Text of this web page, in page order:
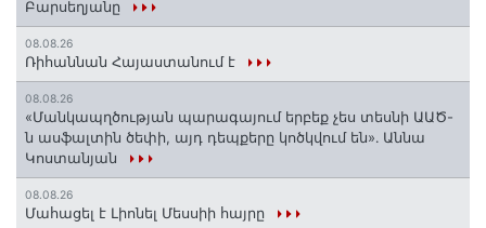
Բարսեղյանը
08.08.26
Ռիհաննան Հայաստանում է
08.08.26
«Մանկապղծության պարագայում երբեք չես տեսնի ԱԱԾ-
ն ասֆալտին ծեփի, այդ դեպքերը կոծկվում են»․ Աննա
Կոստանյան
08.08.26
Մահացել է Լիոնել Մեսսիի հայրը